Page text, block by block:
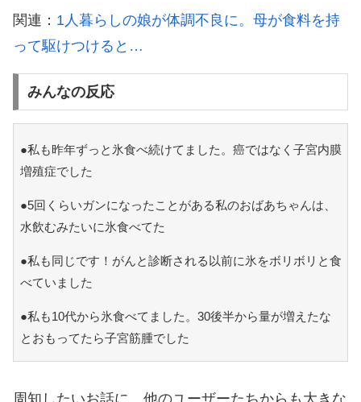
関連： 1人暮らしの娘が体調不良に。母が食料を持
って駆けつけると…
みんなの反応
●私も昨年ずっと氷食べ続けてました。癌ではなく子宮内膜
増殖症でした
●5回くらいガンになったことがある私のおばあちゃんは、
水飲むみたいに氷食べてた
●私も同じです！がんと診断される以前に氷をボリボリと食
べていました
●私も10代から氷食べてました。30後半から量が増えたな
とおもってたら子宮筋腫でした
周知したいお話に、他のユーザーたちからも大きな